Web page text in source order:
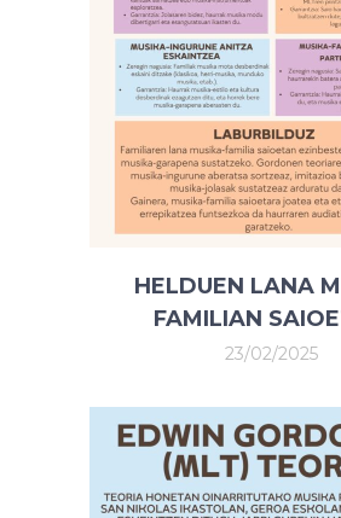
HELDUEN LANA
FAMILIAN
23/02/2025